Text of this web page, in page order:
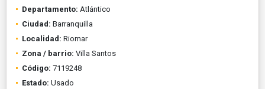
Departamento: Atlántico
Ciudad: Barranquilla
Localidad: Riomar
Zona / barrio: Villa Santos
Código: 7119248
Estado: Usado